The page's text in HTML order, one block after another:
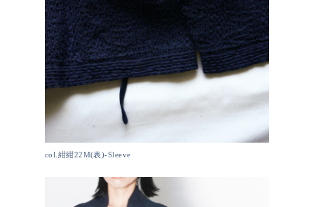
col.紺紺22M(表)-Sleeve